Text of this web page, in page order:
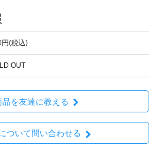
円(税込)
OUT
品を友達に教える
ついて問い合わせる